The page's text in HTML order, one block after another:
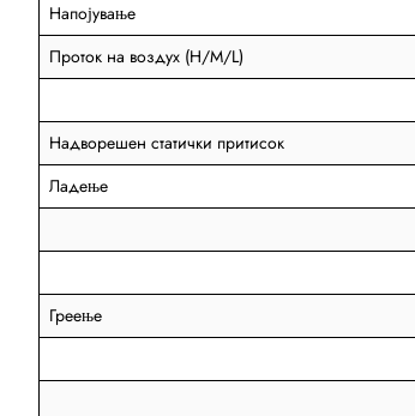
Напојување
Проток на воздух (H/M/L)
Надворешен статички притисок
Ладење
Греење